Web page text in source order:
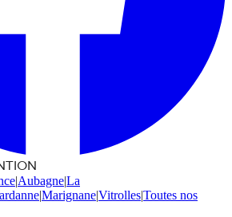
|Aubagne|La
|Marignane|Vitrolles|Toutes nos